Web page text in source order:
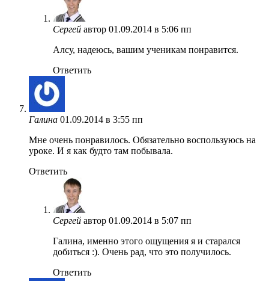
Сергей автор 01.09.2014 в 5:06 пп
Алсу, надеюсь, вашим ученикам понравится.
Ответить
Галина 01.09.2014 в 3:55 пп
Мне очень понравилось. Обязательно воспользуюсь на
уроке. И я как будто там побывала.
Ответить
Сергей автор 01.09.2014 в 5:07 пп
Галина, именно этого ощущения я и старался
добиться :). Очень рад, что это получилось.
Ответить